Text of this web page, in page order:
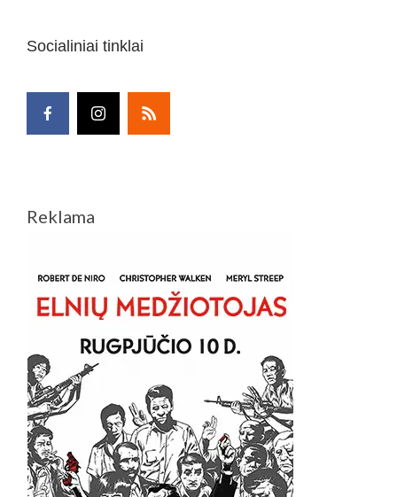
Socialiniai tinklai
Reklama